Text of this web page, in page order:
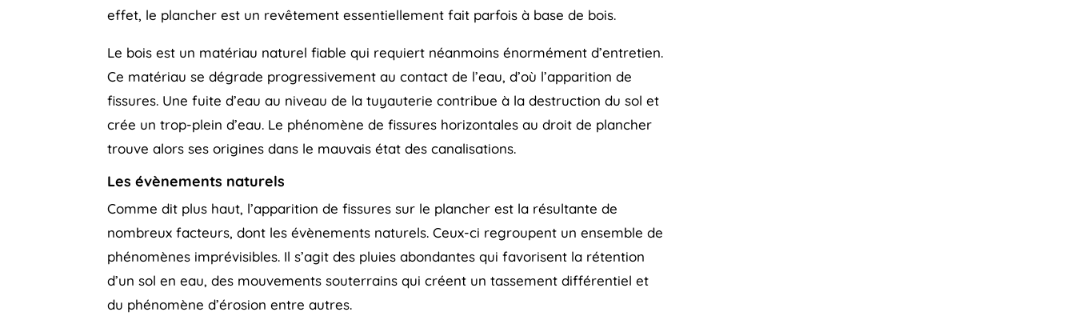
effet, le plancher est un revêtement essentiellement fait parfois à base de bois.
Le bois est un matériau naturel fiable qui requiert néanmoins énormément d’entretien.
Ce matériau se dégrade progressivement au contact de l’eau, d’où l’apparition de
fissures. Une fuite d’eau au niveau de la tuyauterie contribue à la destruction du sol et
crée un trop-plein d’eau. Le phénomène de fissures horizontales au droit de plancher
trouve alors ses origines dans le mauvais état des canalisations.
Les évènements naturels
Comme dit plus haut, l’apparition de fissures sur le plancher est la résultante de
nombreux facteurs, dont les évènements naturels. Ceux-ci regroupent un ensemble de
phénomènes imprévisibles. Il s’agit des pluies abondantes qui favorisent la rétention
d’un sol en eau, des mouvements souterrains qui créent un tassement différentiel et
du phénomène d’érosion entre autres.